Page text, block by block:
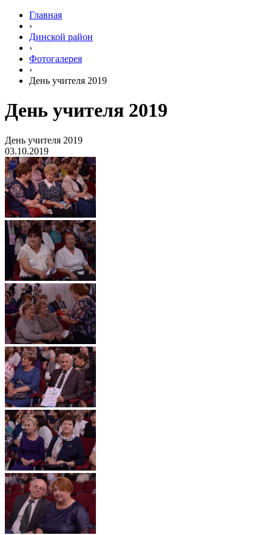
Главная
›
Динской район
›
Фотогалерея
›
День учителя 2019
День учителя 2019
День учителя 2019
03.10.2019